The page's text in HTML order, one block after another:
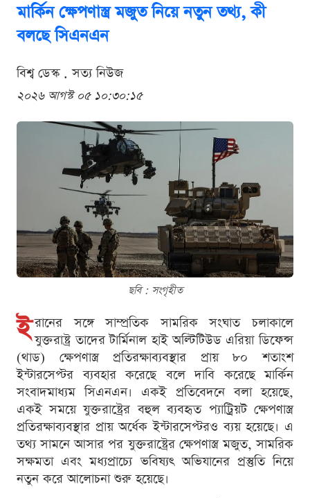
মার্কিন ক্ষেপণাস্ত্র মজুত নিয়ে নতুন তথ্য, কী
বলছে সিএনএন
বিশ্ব ডেস্ক . সত্য নিউজ
২০২৬ আগস্ট ০৫ ১০:৩০:১৫
ছবি : সংগৃহীত
ই রানের সঙ্গে সাম্প্রতিক সামরিক সংঘাত চলাকালে
যুক্তরাষ্ট্র তাদের টার্মিনাল হাই অল্টিটিউড এরিয়া ডিফেন্স
(থাড) ক্ষেপণাস্ত্র প্রতিরক্ষাব্যবস্থার প্রায় ৮০ শতাংশ
ইন্টারসেপ্টর ব্যবহার করেছে বলে দাবি করেছে মার্কিন
সংবাদমাধ্যম সিএনএন। একই প্রতিবেদনে বলা হয়েছে,
একই সময়ে যুক্তরাষ্ট্রের বহুল ব্যবহৃত প্যাট্রিয়ট ক্ষেপণাস্ত্র
প্রতিরক্ষাব্যবস্থার প্রায় অর্ধেক ইন্টারসেপ্টরও ব্যয় হয়েছে। এ
তথ্য সামনে আসার পর যুক্তরাষ্ট্রের ক্ষেপণাস্ত্র মজুত, সামরিক
সক্ষমতা এবং মধ্যপ্রাচ্যে ভবিষ্যৎ অভিযানের প্রস্তুতি নিয়ে
নতুন করে আলোচনা শুরু হয়েছে।